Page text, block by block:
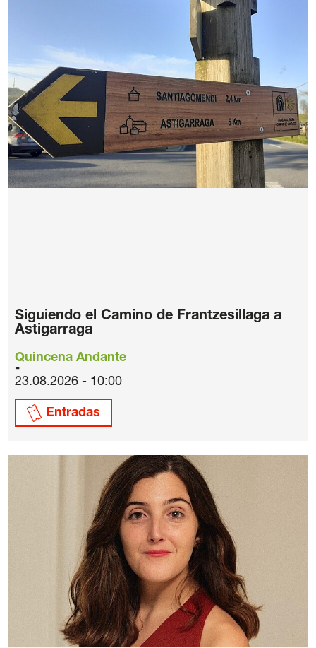
Siguiendo el Camino de Frantzesillaga a
Astigarraga
Quincena Andante
23.08.2026 - 10:00
Entradas